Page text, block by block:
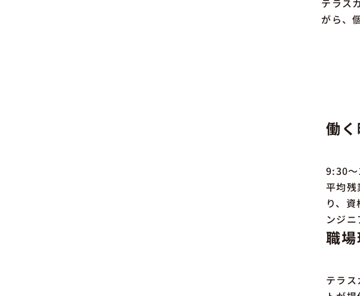
がら、
働
9:30
平均残
り、
ンジ
職
テラ